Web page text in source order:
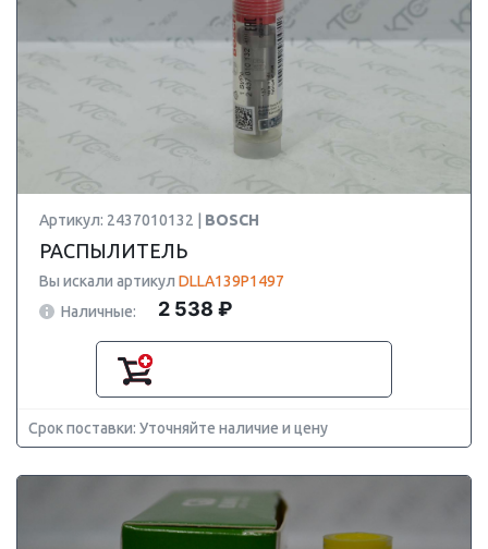
Артикул: 2437010132 | BOSCH
РАСПЫЛИТЕЛЬ
Вы искали артикул DLLA139P1497
Наличные:
2 538 ₽
Срок поставки: Уточняйте наличие и цену